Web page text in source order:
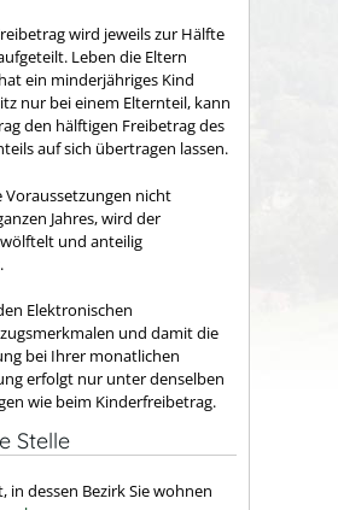
wird jeweils zur Hälfte
Leben die Eltern
ein minderjähriges Kind
nur bei einem Elternteil, kann
den hälftigen Freibetrag des
auf sich übertragen lassen.
Voraussetzungen nicht
Jahres, wird der
und anteilig
Elektronischen
und damit die
bei Ihrer monatlichen
erfolgt nur unter denselben
wie beim Kinderfreibetrag.
Stelle
in dessen Bezirk Sie wohnen